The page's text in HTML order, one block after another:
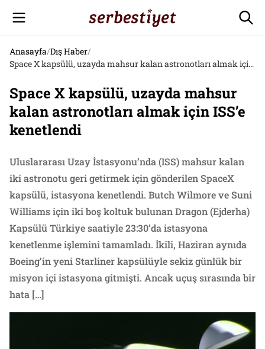
Anasayfa/Dış Haber/
Space X kapsülü, uzayda mahsur kalan astronotları almak için ISS’e kenetlendi
Space X kapsülü, uzayda mahsur
kalan astronotları almak için ISS’e
kenetlendi
Uluslararası Uzay İstasyonu’nda (ISS) mahsur kalan
iki astronotu geri getirmek için gönderilen SpaceX
kapsülü, istasyona kenetlendi. Butch Wilmore ve Suni
Williams için iki boş koltuk bulunan Dragon (Ejderha)
Kapsülü Türkiye saatiyle 23:30’da istasyona
kenetlenme işlemini tamamladı. İkili, Haziran aynıda
Boeing’in yeni Starliner kapsülüyle sekiz günlük bir
misyon içi istasyona gitmişti. Ancak uçuş sırasında bir
hata […]